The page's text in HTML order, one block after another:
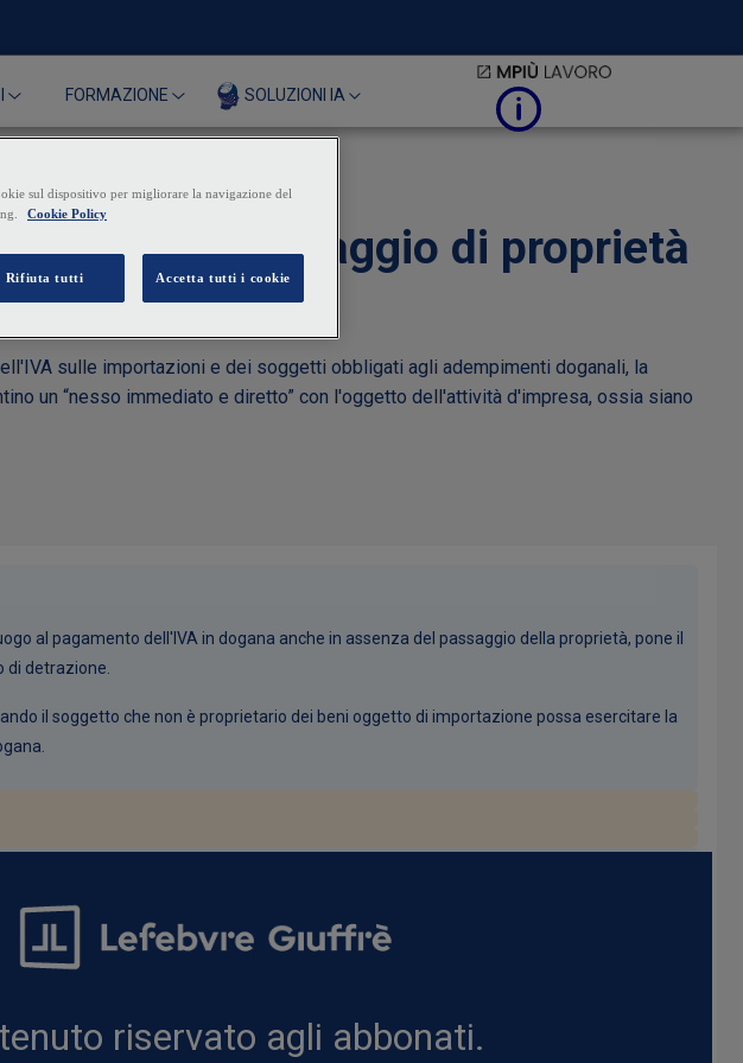
FORMAZIONE SOLUZIONI IA
del passaggio di proprietà
sulle importazioni e dei soggetti obbligati agli adempimenti doganali, la
un “nesso immediato e diretto” con l'oggetto dell'attività d'impresa, ossia siano
al pagamento dell'IVA in dogana anche in assenza del passaggio della proprietà, pone il
di detrazione.
il soggetto che non è proprietario dei beni oggetto di importazione possa esercitare la
riservato agli abbonati.